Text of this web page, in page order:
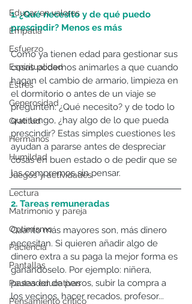
Educar en valores
Empatía
Esfuerzo
Espiritualidad
Estrés
Generosidad
Gratitud
Hermanos
Humildad
Juegos y actividades
Lectura
Matrimonio y pareja
Optimismo
Paciencia
Pantallas
Pautas educativas
Pensamiento crítico
1. ¿Qué necesito y de qué puedo
prescindir? Menos es más
Como ya tienen edad para gestionar sus
cosas podemos animarles a que cuando
hagan el cambio de armario, limpieza en
el dormitorio o antes de un viaje se
pregunten: ¿Qué necesito? y de todo lo
que tengo, ¿hay algo de lo que pueda
prescindir? Estas simples cuestiones les
ayudan a pararse antes de despreciar
cosas en buen estado o de pedir que se
las compremos sin pensar.
2. Tareas remuneradas
Cuanto más mayores son, más dinero
necesitan. Si quieren añadir algo de
dinero extra a su paga la mejor forma es
ganándoselo. Por ejemplo: niñera,
paseador de perros, subir la compra a
los vecinos, hacer recados, profesor...